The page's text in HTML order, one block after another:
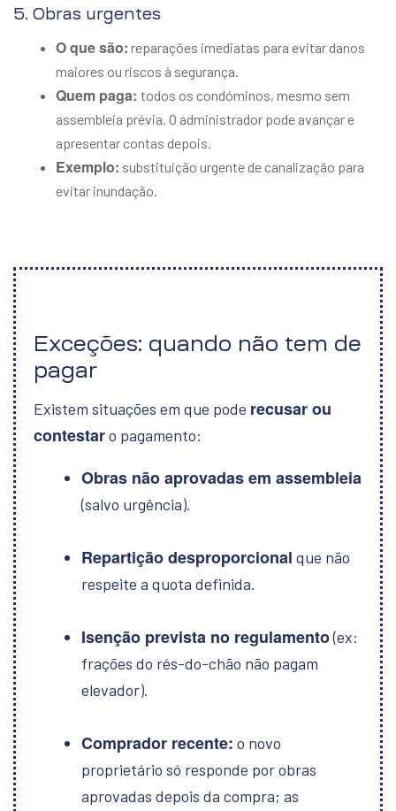
5. Obras urgentes
O que são: reparações imediatas para evitar danos
maiores ou riscos à segurança.
Quem paga: todos os condóminos, mesmo sem
assembleia prévia. O administrador pode avançar e
apresentar contas depois.
Exemplo: substituição urgente de canalização para
evitar inundação.
Exceções: quando não tem de
pagar
Existem situações em que pode recusar ou
contestaro pagamento:
Obras não aprovadas em assembleia
(salvo urgência).
Repartição desproporcional que não
respeite a quota definida.
Isenção prevista no regulamento(ex:
frações do rés-do-chão não pagam
elevador).
Comprador recente: o novo
proprietário só responde por obras
aprovadas depois da compra; as